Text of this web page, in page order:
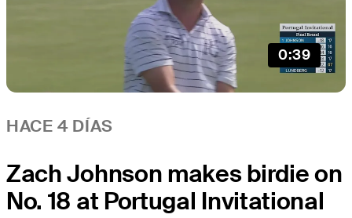
0:39
HACE 4 DÍAS
Zach Johnson makes birdie on
No. 18 at Portugal Invitational